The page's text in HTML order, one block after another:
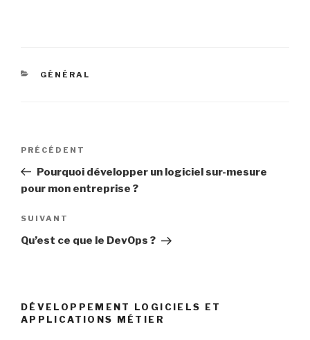
CATÉGORIES
GÉNÉRAL
Navigation
l’article
Article
précédent
PRÉCÉDENT
Pourquoi développer un logiciel sur-mesure
pour mon entreprise ?
Article
suivant
SUIVANT
Qu’est ce que le DevOps ?
DÉVELOPPEMENT LOGICIELS ET
APPLICATIONS MÉTIER